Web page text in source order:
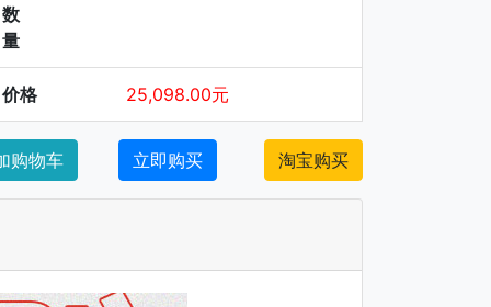
数
量
价格 25,098.00元
购物车 立即购买 淘宝购买